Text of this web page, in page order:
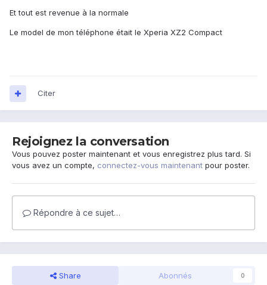
Et tout est revenue à la normale
Le model de mon téléphone était le Xperia XZ2 Compact
Citer
Rejoignez la conversation
Vous pouvez poster maintenant et vous enregistrez plus tard. Si
vous avez un compte, connectez-vous maintenant pour poster.
Répondre à ce sujet…
Share Abonnés 0